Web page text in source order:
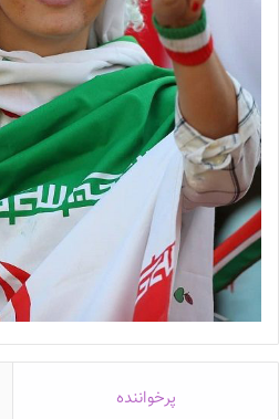
پرخواننده